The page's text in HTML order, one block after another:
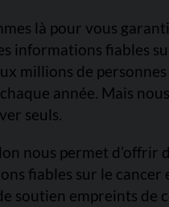
là pour vous
informations fiables
millions de
année. Mais
seuls.
nous permet d’offrir
fiables sur le cancer
soutien empreints de